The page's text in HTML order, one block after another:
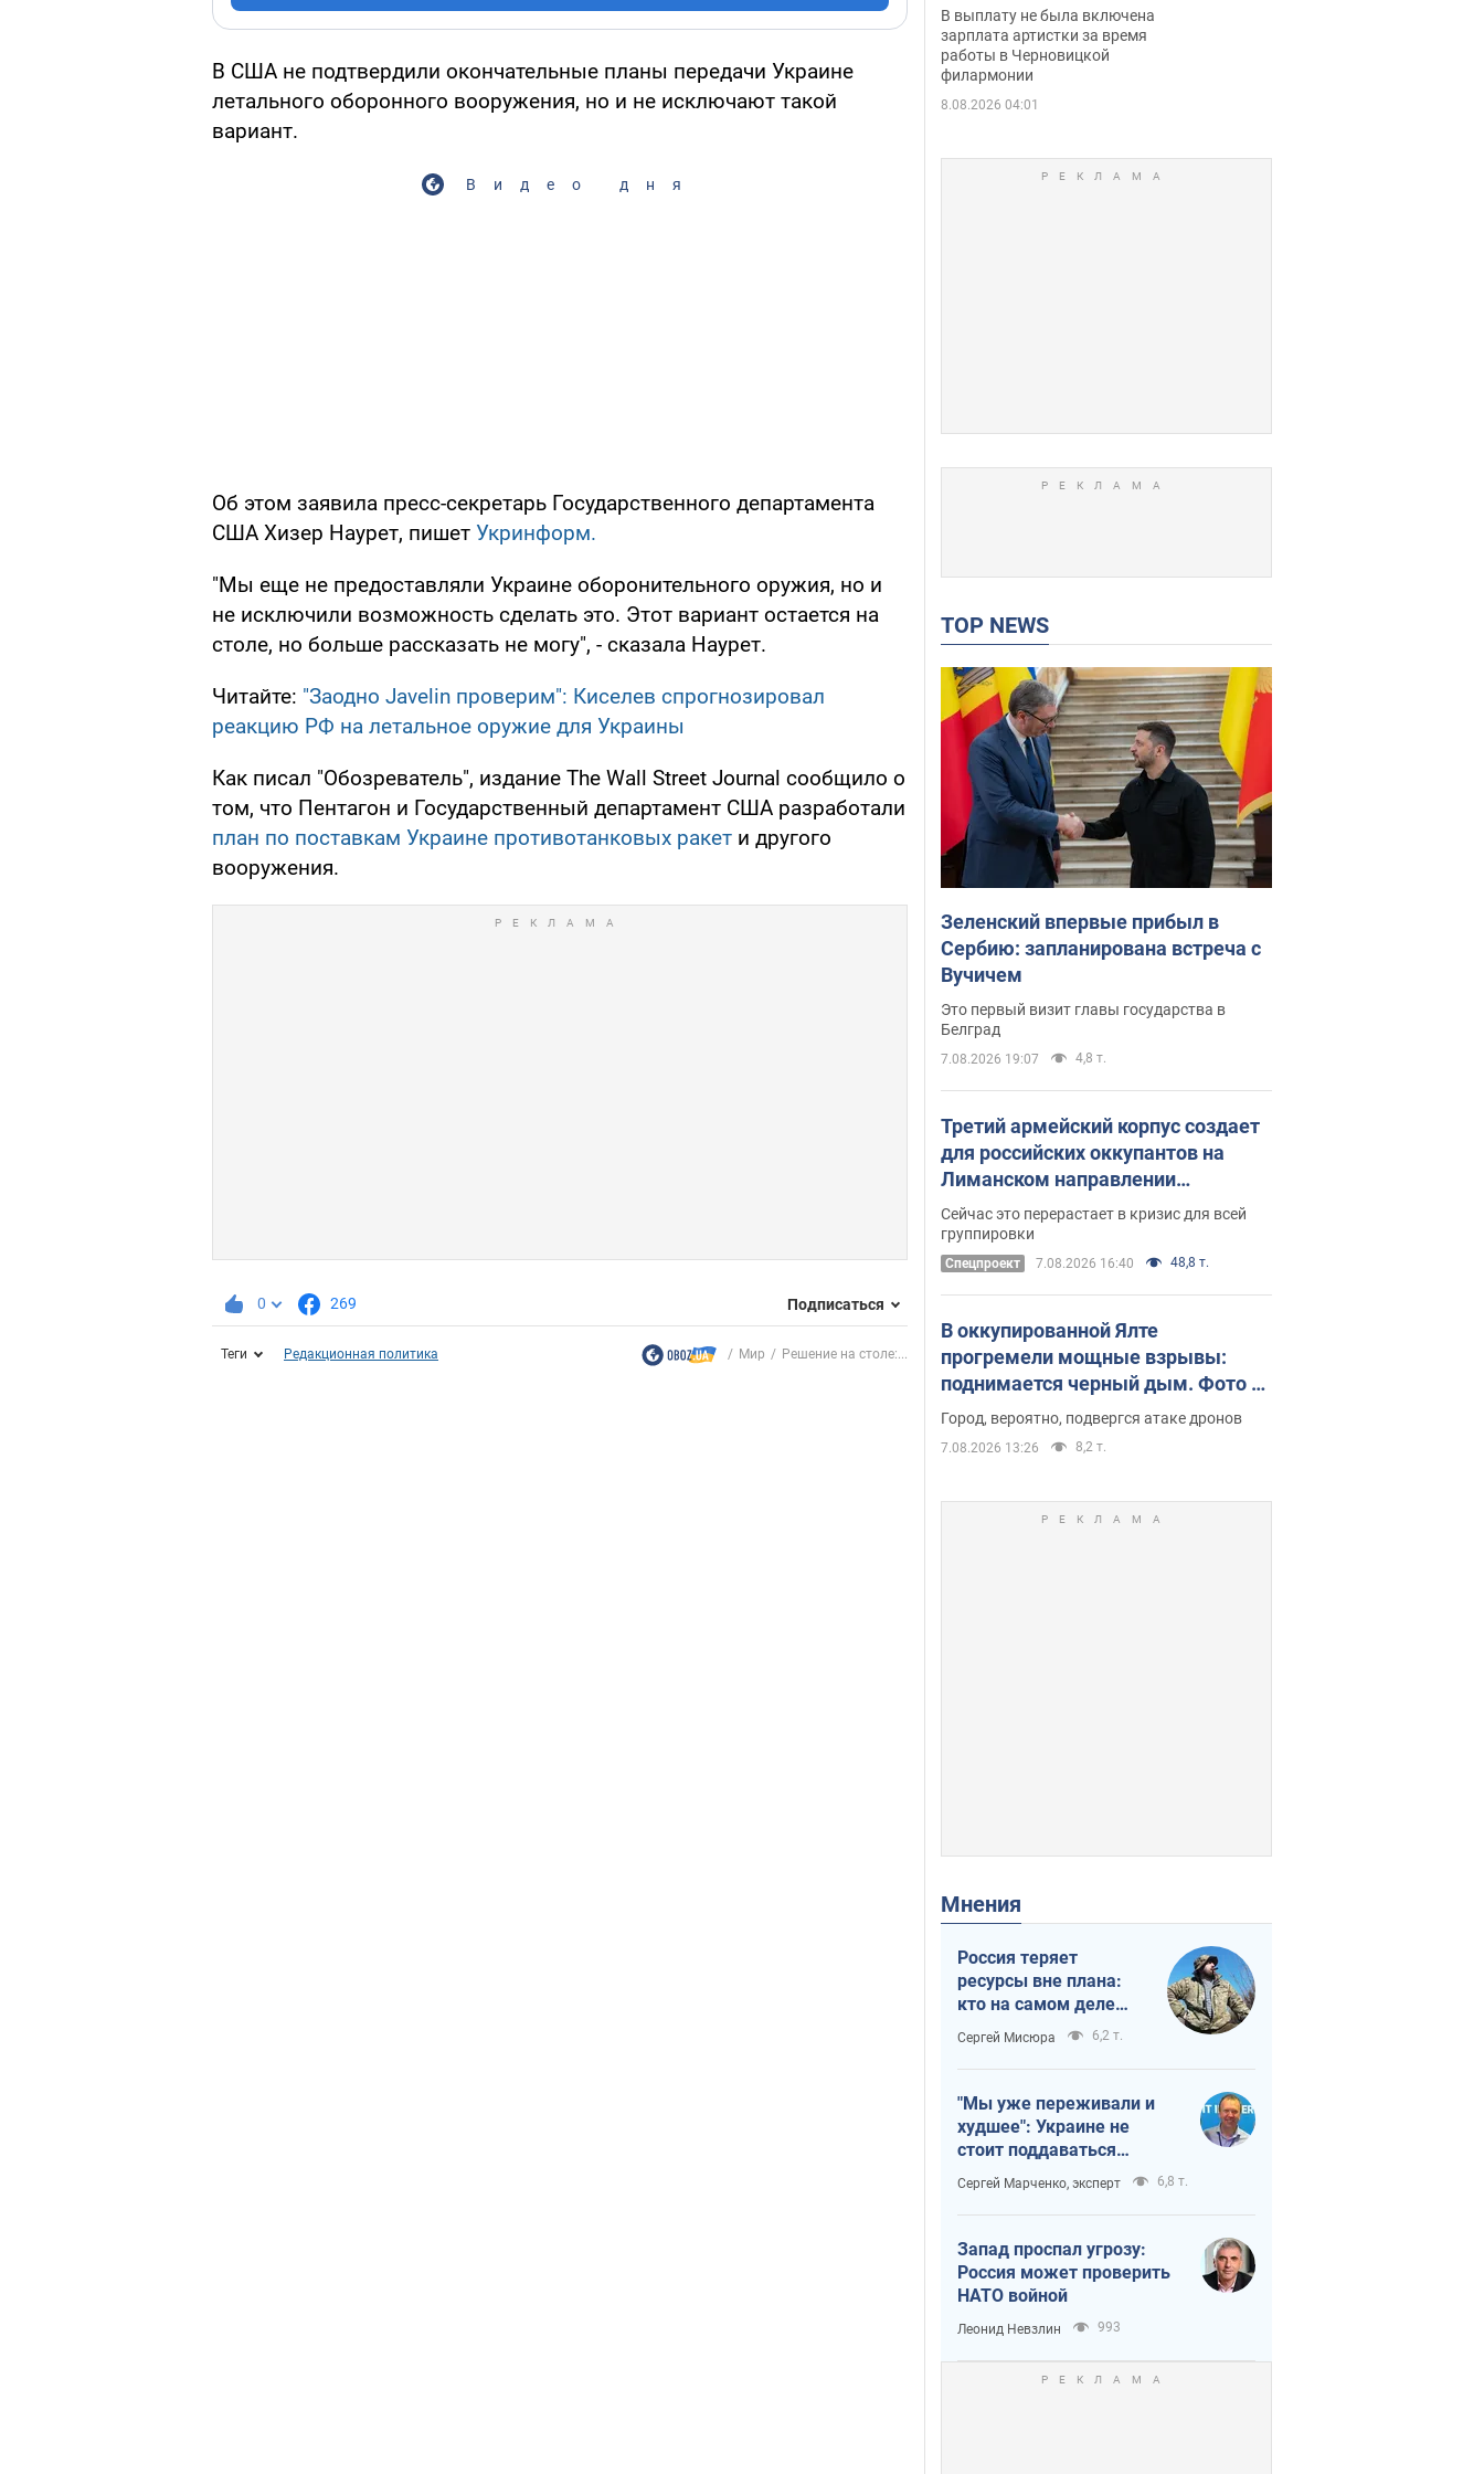
В США не подтвердили окончательные планы передачи Украине
летального оборонного вооружения, но и не исключают такой
вариант.
Видео дня
Об этом заявила пресс-секретарь Государственного департамента
США Хизер Наурет, пишет Укринформ.
"Мы еще не предоставляли Украине оборонительного оружия, но и
не исключили возможность сделать это. Этот вариант остается на
столе, но больше рассказать не могу", - сказала Наурет.
Читайте: "Заодно Javelin проверим": Киселев спрогнозировал
реакцию РФ на летальное оружие для Украины
Как писал "Обозреватель", издание The Wall Street Journal сообщило о
том, что Пентагон и Государственный департамент США разработали
план по поставкам Украине противотанковых ракет и другого
вооружения.
0 269 Подписаться
Теги Редакционная политика Мир Решение на столе:...
сколько получала
певица
В выплату не была включена
зарплата артистки за время
работы в Черновицкой
филармонии
8.08.2026 04:01
TOP NEWS
Зеленский впервые прибыл в
Сербию: запланирована встреча с
Вучичем
Это первый визит главы государства в
Белград
7.08.2026 19:07 4,8 т.
Третий армейский корпус создает
для российских оккупантов на
Лиманском направлении
критический дискомфорт: как это
удалось
Сейчас это перерастает в кризис для всей
группировки
Спецпроект 7.08.2026 16:40 48,8 т.
В оккупированной Ялте
прогремели мощные взрывы:
поднимается черный дым. Фото и
видео
Город, вероятно, подвергся атаке дронов
7.08.2026 13:26 8,2 т.
Мнения
Россия теряет
ресурсы вне плана:
кто на самом деле
диктует темп войны
Сергей Мисюра 6,2 т.
"Мы уже переживали и
худшее": Украине не
стоит поддаваться
отчаянию из-за
ракетного террора
Сергей Марченко, эксперт 6,8 т.
Запад проспал угрозу:
Россия может проверить
НАТО войной
Леонид Невзлин 993